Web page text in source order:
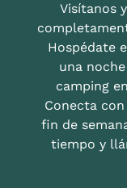
Visítanos
Hospédate
una
camping
Conecta
fin de
tiempo y